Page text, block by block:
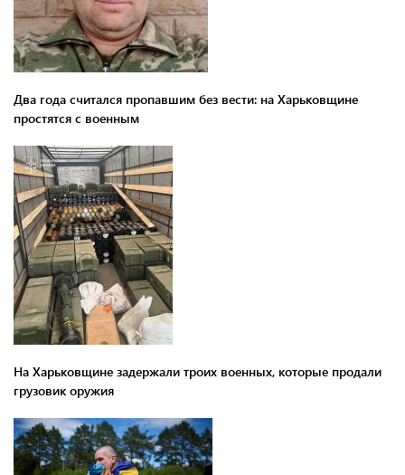
Два года считался пропавшим без вести: на Харьковщине
простятся с военным
На Харьковщине задержали троих военных, которые продали
грузовик оружия